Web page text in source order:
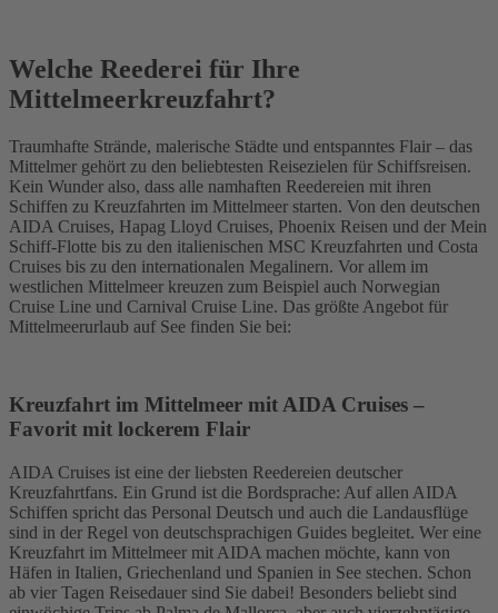
Welche Reederei für Ihre
Mittelmeerkreuzfahrt?
Traumhafte Strände, malerische Städte und entspanntes Flair – das
Mittelmer gehört zu den beliebtesten Reisezielen für Schiffsreisen.
Kein Wunder also, dass alle namhaften Reedereien mit ihren
Schiffen zu Kreuzfahrten im Mittelmeer starten. Von den deutschen
AIDA Cruises, Hapag Lloyd Cruises, Phoenix Reisen und der Mein
Schiff-Flotte bis zu den italienischen MSC Kreuzfahrten und Costa
Cruises bis zu den internationalen Megalinern. Vor allem im
westlichen Mittelmeer kreuzen zum Beispiel auch Norwegian
Cruise Line und Carnival Cruise Line. Das größte Angebot für
Mittelmeerurlaub auf See finden Sie bei:
Kreuzfahrt im Mittelmeer mit AIDA Cruises –
Favorit mit lockerem Flair
AIDA Cruises ist eine der liebsten Reedereien deutscher
Kreuzfahrtfans. Ein Grund ist die Bordsprache: Auf allen AIDA
Schiffen spricht das Personal Deutsch und auch die Landausflüge
sind in der Regel von deutschsprachigen Guides begleitet. Wer eine
Kreuzfahrt im Mittelmeer mit AIDA machen möchte, kann von
Häfen in Italien, Griechenland und Spanien in See stechen. Schon
ab vier Tagen Reisedauer sind Sie dabei! Besonders beliebt sind